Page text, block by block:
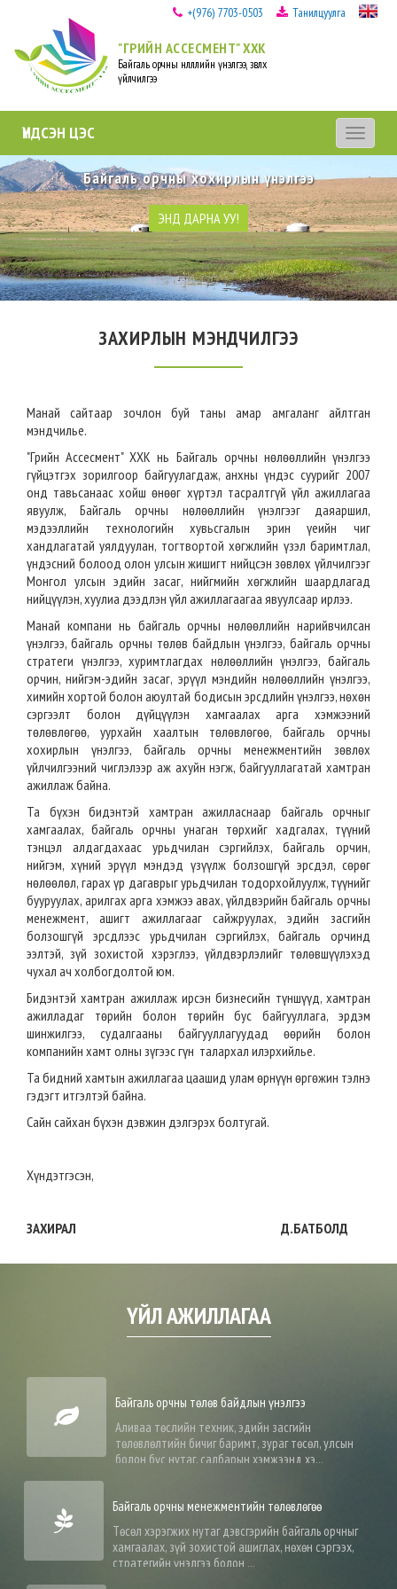
+(976) 7703-0503 Танилцуулга
"ГРИЙН АССЕСМЕНТ" ХХК
Байгаль орчны нөлөөллийн үнэлгээ, зөвлөх
үйлчилгээ
ҮНДСЭН ЦЭС
Toggle
navigation
Байгаль орчны хохирлын үнэлгээ
ЭНД ДАРНА УУ!
ЗАХИРЛЫН МЭНДЧИЛГЭЭ
Манай сайтаар зочлон буй таны амар амгаланг айлтган
мэндчилье.
"Грийн Ассесмент" ХХК нь Байгаль орчны нөлөөллийн үнэлгээ
гүйцэтгэх зорилгоор байгуулагдаж, анхны үндэс суурийг 2007
онд тавьсанаас хойш өнөөг хүртэл тасралтгүй үйл ажиллагаа
явуулж, Байгаль орчны нөлөөллийн үнэлгээг даяаршил,
мэдээллийн технологийн хувьсгалын эрин үеийн чиг
хандлагатай уялдуулан, тогтвортой хөгжлийн үзэл баримтлал,
үндэсний болоод олон улсын жишигт нийцсэн зөвлөх үйлчилгээг
Монгол улсын эдийн засаг, нийгмийн хөгжлийн шаардлагад
нийцүүлэн, хуулиа дээдлэн үйл ажиллагаагаа явуулсаар ирлээ.
Манай компани нь байгаль орчны нөлөөллийн нарийвчилсан
үнэлгээ, байгаль орчны төлөв байдлын үнэлгээ, байгаль орчны
стратеги үнэлгээ, хуримтлагдах нөлөөллийн үнэлгээ, байгаль
орчин, нийгэм-эдийн засаг, эрүүл мэндийн нөлөөллийн үнэлгээ,
химийн хортой болон аюултай бодисын эрсдлийн үнэлгээ, нөхөн
сэргээлт болон дүйцүүлэн хамгаалах арга хэмжээний
төлөвлөгөө, уурхайн хаалтын төлөвлөгөө, байгаль орчны
хохирлын үнэлгээ, байгаль орчны менежментийн зөвлөх
үйлчилгээний чиглэлээр аж ахуйн нэгж, байгууллагатай хамтран
ажиллаж байна.
Та бүхэн бидэнтэй хамтран ажилласнаар байгаль орчныг
хамгаалах, байгаль орчны унаган төрхийг хадгалах, түүний
тэнцэл алдагдахаас урьдчилан сэргийлэх, байгаль орчин,
нийгэм, хүний эрүүл мэндэд үзүүлж болзошгүй эрсдэл, сөрөг
нөлөөлөл, гарах үр дагаврыг урьдчилан тодорхойлуулж, түүнийг
бууруулах, арилгах арга хэмжээ авах, үйлдвэрийн байгаль орчны
менежмент, ашигт ажиллагааг сайжруулах, эдийн засгийн
болзошгүй эрсдлээс урьдчилан сэргийлэх, байгаль орчинд
ээлтэй, зүй зохистой хэрэглээ, үйлдвэрлэлийг төлөвшүүлэхэд
чухал ач холбогдолтой юм.
Бидэнтэй хамтран ажиллаж ирсэн бизнесийн түншүүд, хамтран
ажилладаг төрийн болон төрийн бус байгууллага, эрдэм
шинжилгээ, судалгааны байгууллагуудад өөрийн болон
компанийн хамт олны зүгээс гүн талархал илэрхийлье.
Та бидний хамтын ажиллагаа цаашид улам өрнүүн өргөжин тэлнэ
гэдэгт итгэлтэй байна.
Сайн сайхан бүхэн дэвжин дэлгэрэх болтугай.
Хүндэтгэсэн,
ЗАХИРАЛ Д.БАТБОЛД
ҮЙЛ АЖИЛЛАГАА
Байгаль орчны төлөв байдлын үнэлгээ
Аливаа төслийн техник, эдийн засгийн
төлөвлөлтийн бичиг баримт, зураг төсөл, улсын
болон бүс нутаг, салбарын хэмжээнд хэ...
Байгаль орчны менежментийн төлөвлөгөө
Төсөл хэрэгжих нутаг дэвсгэрийн байгаль орчныг
хамгаалах, зүй зохистой ашиглах, нөхөн сэргээх,
стратегийн үнэлгээ болон ...